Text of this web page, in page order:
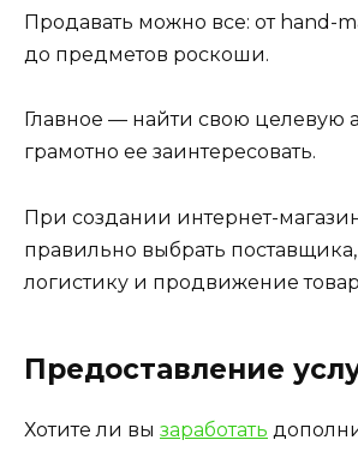
Продавать можно все: от hand-
до предметов роскоши.
Главное — найти свою целевую
грамотно ее заинтересовать.
При создании интернет-
правильно выбрать
логистику и продвижение
Предоставление
Хотите ли вы заработать